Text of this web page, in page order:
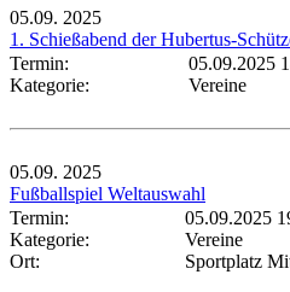
05.09. 2025
1. Schießabend der Hubertus-
Termin:
05.09.2025
Kategorie:
Vereine
05.09. 2025
Fußballspiel Weltauswahl
Termin:
05.09.2025
Kategorie:
Vereine
Ort:
Sportplatz